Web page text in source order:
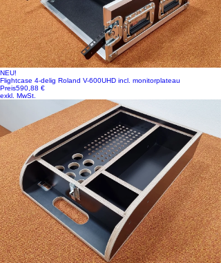
NEU!
Flightcase 4-delig Roland V-600UHD incl. monitorplateau
Preis590,88 €
exkl. MwSt.